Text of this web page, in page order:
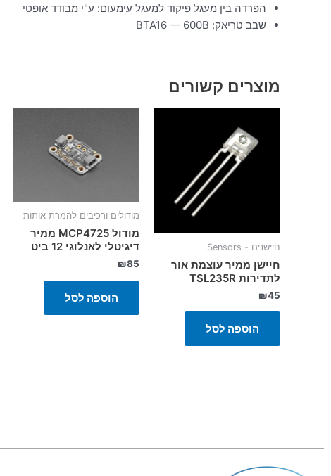
הפרדה בין מעגל פיקוד למעגל עימעום: ע"י מבודד אופטי
שבב טריאק: BTA16 — 600B
מוצרים קשורים
חיישנים - Sensors
חיישן ממיר עוצמת אור
לתדירות TSL235R
₪45
הוספה לסל
מודולים ורכיבים להמרת אותות
מודול MCP4725 ממיר
דיגיטלי לאנלוגי 12 ביט
₪85
הוספה לסל